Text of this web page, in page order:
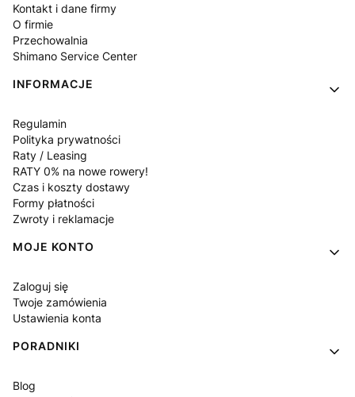
Kontakt i dane firmy
O firmie
Przechowalnia
Shimano Service Center
INFORMACJE
Regulamin
Polityka prywatności
Raty / Leasing
RATY 0% na nowe rowery!
Czas i koszty dostawy
Formy płatności
Zwroty i reklamacje
MOJE KONTO
Zaloguj się
Twoje zamówienia
Ustawienia konta
PORADNIKI
Blog